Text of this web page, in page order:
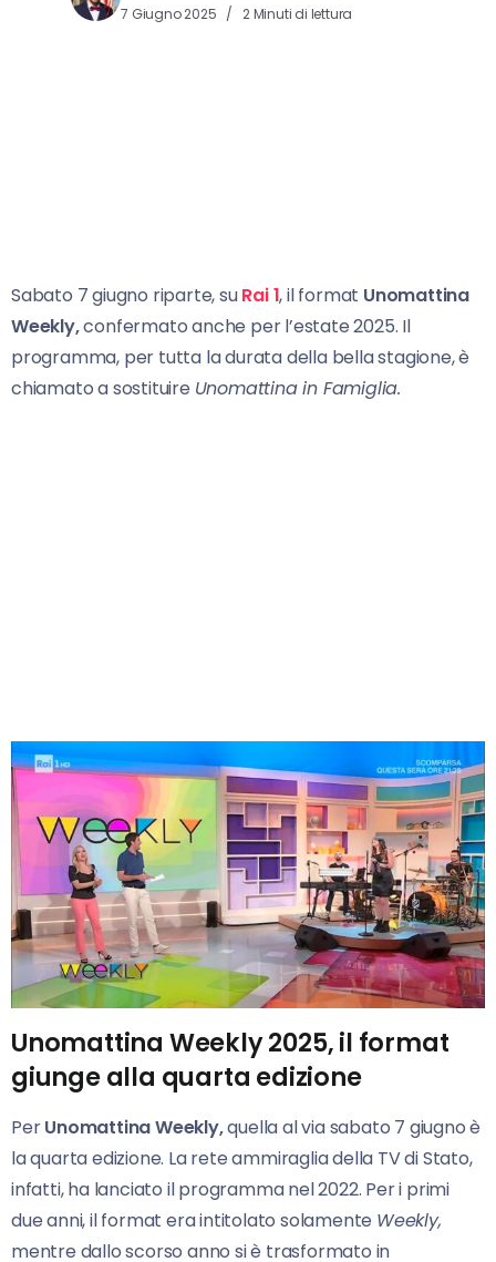
7 Giugno 2025 2 Minuti di lettura
Sabato 7 giugno riparte, suRai 1, il format Unomattina
Weekly,confermato anche per l’estate 2025. Il
programma, per tutta la durata della bella stagione, è
chiamato a sostituire Unomattina in Famiglia.
Unomattina Weekly 2025, il format
giunge alla quarta edizione
PerUnomattina Weekly,quella al via sabato 7 giugno è
la quarta edizione. La rete ammiraglia della TV di Stato,
infatti, ha lanciato il programma nel 2022. Per i primi
due anni, il format era intitolato solamente Weekly,
mentre dallo scorso anno si è trasformato in